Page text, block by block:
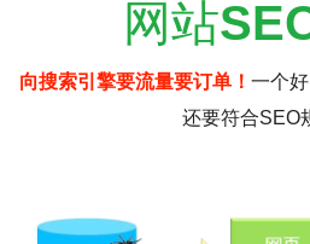
网站
向搜索引擎要流量要订单！ 一个
还要符合SEO